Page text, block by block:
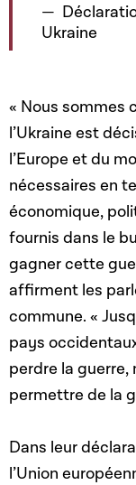
Ukraine
« Nous sommes
l’Ukraine est
l’Europe et du
nécessaires en
économique,
fournis dans le
gagner cette
affirment les
commune. «
pays
perdre la guerre,
permettre de la
Dans leur
l’Union